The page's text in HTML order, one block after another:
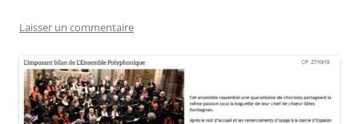
Laisser un commentaire